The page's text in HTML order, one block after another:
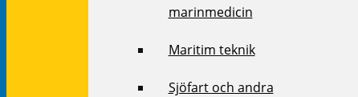
marinmedicin
Maritim teknik
Sjöfart och andra